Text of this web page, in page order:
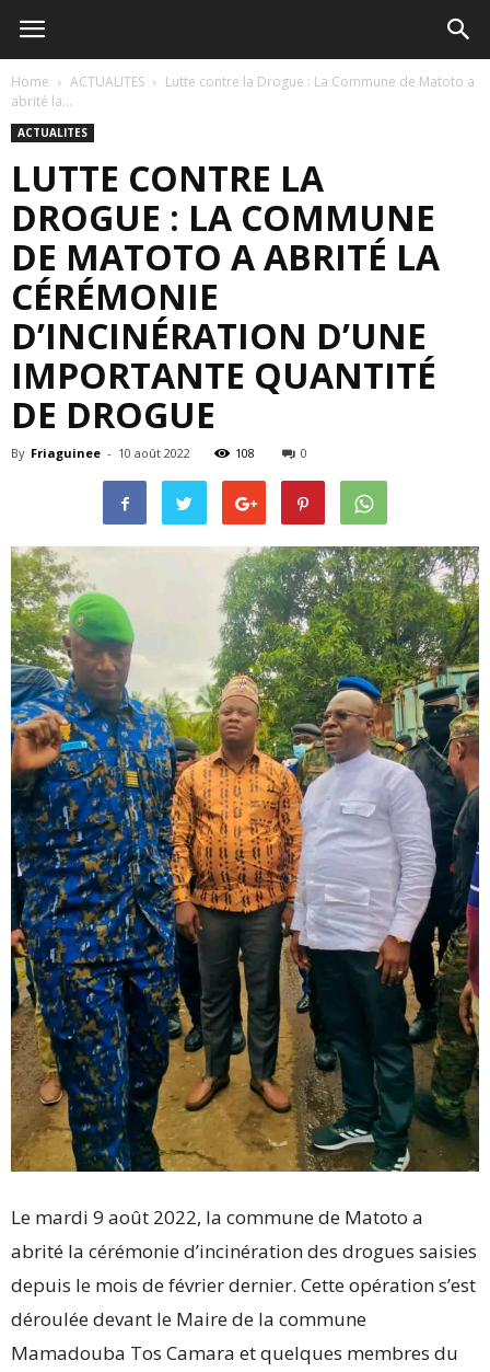
Home ACTUALITES
Lutte contre la Drogue : La Commune de Matoto a
abrité la...
ACTUALITES
LUTTE CONTRE LA
DROGUE : LA COMMUNE
DE MATOTO A ABRITÉ LA
CÉRÉMONIE
D’INCINÉRATION D’UNE
IMPORTANTE QUANTITÉ
DE DROGUE
By Friaguinee - 10 août 2022 108 0
Le mardi 9 août 2022, la commune de Matoto a
abrité la cérémonie d’incinération des drogues saisies
depuis le mois de février dernier. Cette opération s’est
déroulée devant le Maire de la commune
Mamadouba Tos Camara et quelques membres du